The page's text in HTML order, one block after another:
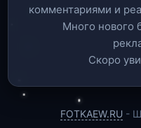
комментариями и
Много нового
Скоро
FOTKAEW.RU -